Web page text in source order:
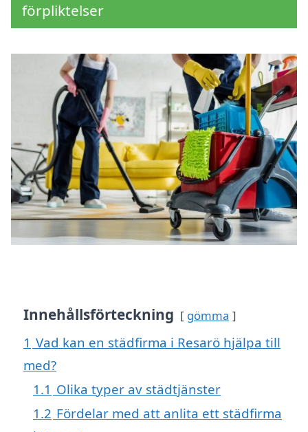
förpliktelser
Innehållsförteckning gömma
1 Vad kan en städfirma i Resarö hjälpa till
med?
1.1 Olika typer av städtjänster
1.2 Fördelar med att anlita ett städfirma